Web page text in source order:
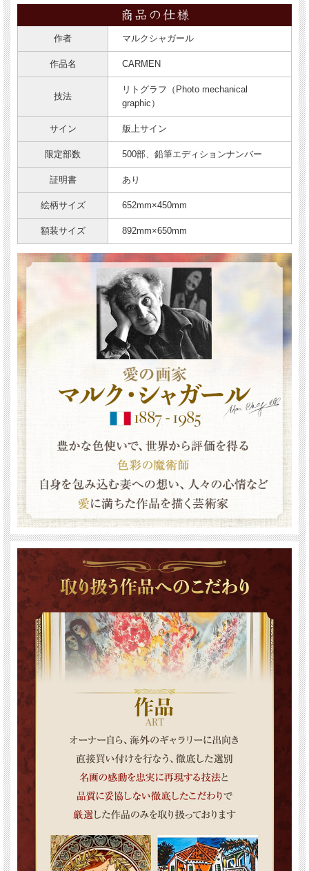
作者 マルクシャガール
作品名 CARMEN
技法
リトグラフ（Photo mechanical
graphic）
サイン 版上サイン
限定部数 500部、鉛筆エディションナンバー
証明書 あり
絵柄サイズ 652mm×450mm
額装サイズ 892mm×650mm